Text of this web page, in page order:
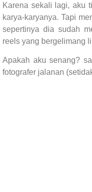
Karena sekali lagi, aku
karya-karyanya. Tapi
sepertinya dia sudah
reels yang bergelimang
Apakah aku senang?
fotografer jalanan